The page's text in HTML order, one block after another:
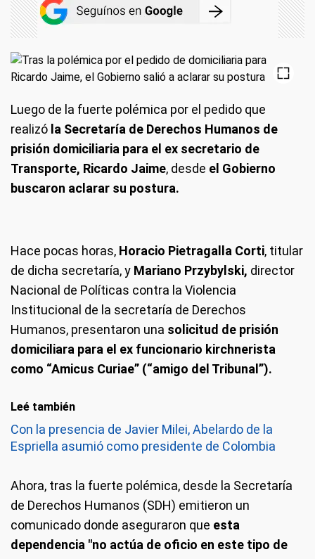
Luego de la fuerte polémica por el pedido que
realizó la Secretaría de Derechos Humanos de
prisión domiciliaria para el ex secretario de
Transporte, Ricardo Jaime, desde el Gobierno
buscaron aclarar su postura.
Hace pocas horas, Horacio Pietragalla Corti, titular
de dicha secretaría, y Mariano Przybylski, director
Nacional de Políticas contra la Violencia
Institucional de la secretaría de Derechos
Humanos, presentaron una solicitud de prisión
domiciliara para el ex funcionario kirchnerista
como “Amicus Curiae” (“amigo del Tribunal”).
Leé también
Con la presencia de Javier Milei, Abelardo de la
Espriella asumió como presidente de Colombia
Ahora, tras la fuerte polémica, desde la Secretaría
de Derechos Humanos (SDH) emitieron un
comunicado donde aseguraron que esta
dependencia "no actúa de oficio en este tipo de